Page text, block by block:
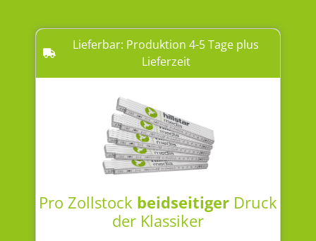
Lieferbar: Produktion 4-5 Tage plus
Lieferzeit
Pro Zollstock beidseitiger Druck
der Klassiker